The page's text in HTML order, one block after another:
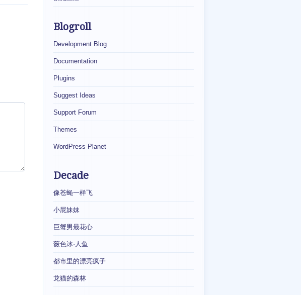
Blogroll
Development Blog
Documentation
Plugins
Suggest Ideas
Support Forum
Themes
WordPress Planet
Decade
像苍蝇一样飞
小屁妹妹
巨蟹男最花心
薇色冰·人鱼
都市里的漂亮疯子
龙猫的森林